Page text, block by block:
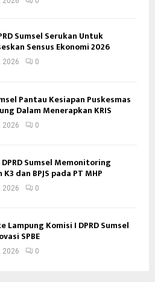
Sumsel Serukan Untuk
Sensus Ekonomi 2026
2026 0
Pantau Kesiapan Puskesmas
Dalam Menerapkan KRIS
2026 0
Sumsel Memonitoring
dan BPJS pada PT MHP
2026 0
Lampung Komisi I DPRD Sumsel
SPBE
2026 0